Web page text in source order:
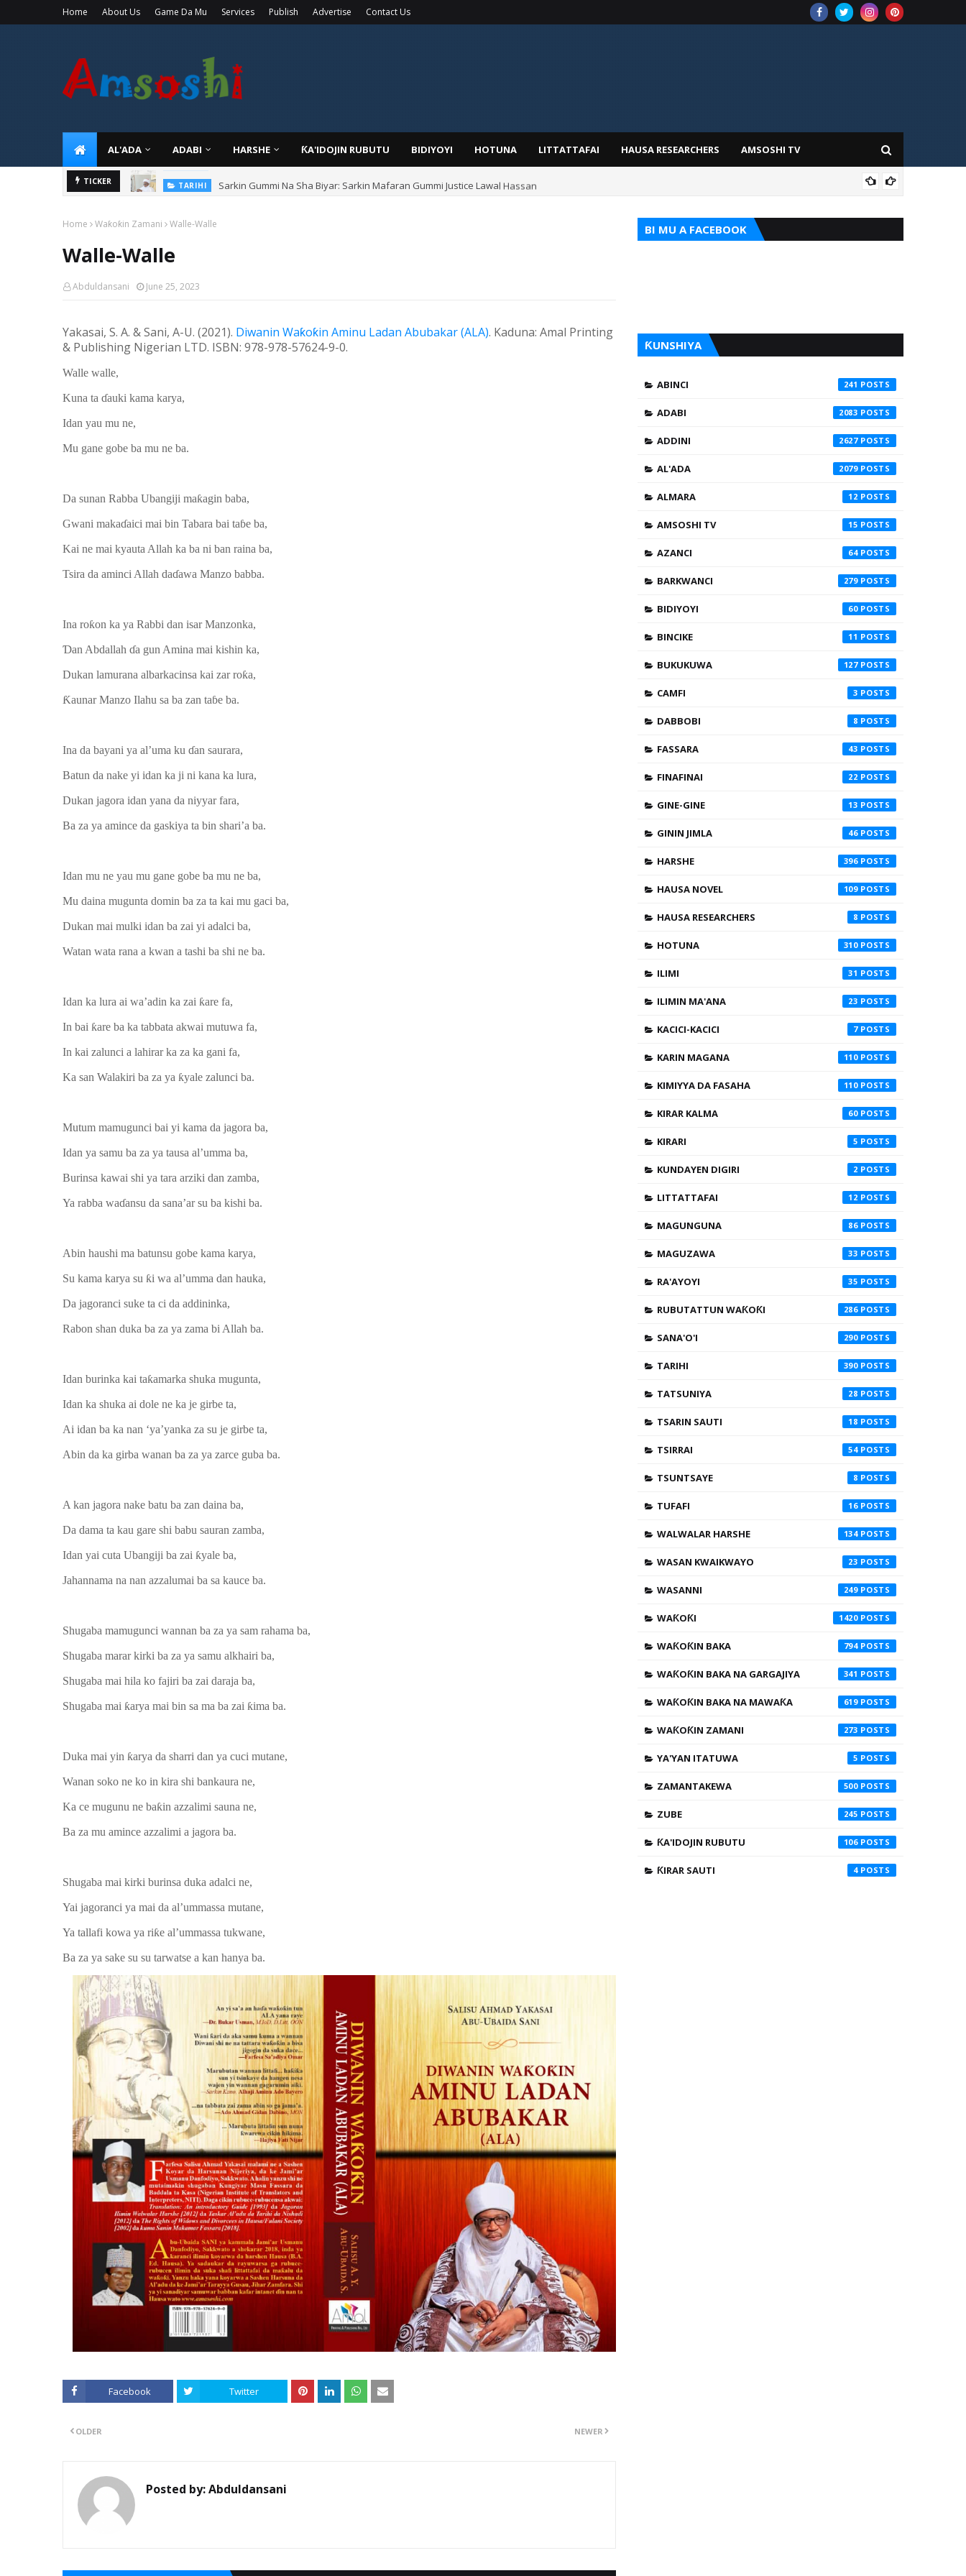
Home About Us Game Da Mu Services Publish Advertise Contact Us
AL'ADA ADABI HARSHE ƘA'IDOJIN RUBUTU BIDIYOYI HOTUNA LITTATTAFAI HAUSA RESEARCHERS AMSOSHI TV
TICKER TARIHI Sarkin Gummi Na Sha Biyar: Sarkin Mafaran Gummi Justice Lawal Hassan
Home Waƙoƙin Zamani Walle-Walle
Walle-Walle
Abduldansani June 25, 2023
Yakasai, S. A. & Sani, A-U. (2021). Diwanin Waƙoƙin Aminu Ladan Abubakar (ALA). Kaduna: Amal Printing
& Publishing Nigerian LTD. ISBN: 978-978-57624-9-0.
Walle walle,
Kuna ta ɗauki kama karya,
Idan yau mu ne,
Mu gane gobe ba mu ne ba.
Da sunan Rabba Ubangiji maƙagin baba,
Gwani makaɗaici mai bin Tabara bai taɓe ba,
Kai ne mai kyauta Allah ka ba ni ban raina ba,
Tsira da aminci Allah daɗawa Manzo babba.
Ina roƙon ka ya Rabbi dan isar Manzonka,
Ɗan Abdallah ɗa gun Amina mai kishin ka,
Dukan lamurana albarkacinsa kai zar roƙa,
Ƙaunar Manzo Ilahu sa ba zan taɓe ba.
Ina da bayani ya al’uma ku ɗan saurara,
Batun da nake yi idan ka ji ni kana ka lura,
Dukan jagora idan yana da niyyar fara,
Ba za ya amince da gaskiya ta bin shari’a ba.
Idan mu ne yau mu gane gobe ba mu ne ba,
Mu daina mugunta domin ba za ta kai mu gaci ba,
Dukan mai mulki idan ba zai yi adalci ba,
Watan wata rana a kwan a tashi ba shi ne ba.
Idan ka lura ai wa’adin ka zai ƙare fa,
In bai ƙare ba ka tabbata akwai mutuwa fa,
In kai zalunci a lahirar ka za ka gani fa,
Ka san Walakiri ba za ya ƙyale zalunci ba.
Mutum mamugunci bai yi kama da jagora ba,
Idan ya samu ba za ya tausa al’umma ba,
Burinsa kawai shi ya tara arziki dan zamba,
Ya rabba waɗansu da sana’ar su ba kishi ba.
Abin haushi ma batunsu gobe kama karya,
Su kama karya su ƙi wa al’umma dan hauka,
Da jagoranci suke ta ci da addininka,
Rabon shan duka ba za ya zama bi Allah ba.
Idan burinka kai taƙamarka shuka mugunta,
Idan ka shuka ai dole ne ka je girbe ta,
Ai idan ba ka nan ‘ya’yanka za su je girbe ta,
Abin da ka girba wanan ba za ya zarce guba ba.
A kan jagora nake batu ba zan daina ba,
Da dama ta kau gare shi babu sauran zamba,
Idan yai cuta Ubangiji ba zai ƙyale ba,
Jahannama na nan azzalumai ba sa kauce ba.
Shugaba mamugunci wannan ba za ya sam rahama ba,
Shugaba marar kirki ba za ya samu alkhairi ba,
Shugaba mai hila ko fajiri ba zai daraja ba,
Shugaba mai ƙarya mai bin sa ma ba zai ƙima ba.
Duka mai yin ƙarya da sharri dan ya cuci mutane,
Wanan soko ne ko in kira shi bankaura ne,
Ka ce mugunu ne baƙin azzalimi sauna ne,
Ba za mu amince azzalimi a jagora ba.
Shugaba mai kirki burinsa duka adalci ne,
Yai jagoranci ya mai da al’ummassa mutane,
Ya tallafi kowa ya riƙe al’ummassa tukwane,
Ba za ya sake su su tarwatse a kan hanya ba.
Facebook Twitter
NEWER
OLDER
Posted by:Abduldansani
BI MU A FACEBOOK
ƘUNSHIYA
ABINCI 241
ADABI 2083
ADDINI 2627
AL'ADA 2079
ALMARA 12
AMSOSHI TV 15
AZANCI 64
BARKWANCI 279
BIDIYOYI 60
BINCIKE 11
BUKUKUWA 127
CAMFI 3
DABBOBI 8
FASSARA 43
FINAFINAI 22
GINE-GINE 13
GININ JIMLA 46
HARSHE 396
HAUSA NOVEL 109
HAUSA RESEARCHERS 8
HOTUNA 310
ILIMI 31
ILIMIN MA'ANA 23
KACICI-KACICI 7
KARIN MAGANA 110
KIMIYYA DA FASAHA 110
KIRAR KALMA 60
KIRARI 5
KUNDAYEN DIGIRI 2
LITTATTAFAI 12
MAGUNGUNA 86
MAGUZAWA 33
RA'AYOYI 35
RUBUTATTUN WAƘOƘI 286
SANA'O'I 290
TARIHI 390
TATSUNIYA 28
TSARIN SAUTI 18
TSIRRAI 54
TSUNTSAYE 8
TUFAFI 16
WALWALAR HARSHE 134
WASAN KWAIKWAYO 23
WASANNI 249
WAƘOƘI 1420
WAƘOƘIN BAKA 794
WAƘOƘIN BAKA NA GARGAJIYA 341
WAƘOƘIN BAKA NA MAWAƘA 619
WAƘOƘIN ZAMANI 273
YA'YAN ITATUWA 5
ZAMANTAKEWA 500
ZUBE 245
ƘA'IDOJIN RUBUTU 106
ƘIRAR SAUTI 4